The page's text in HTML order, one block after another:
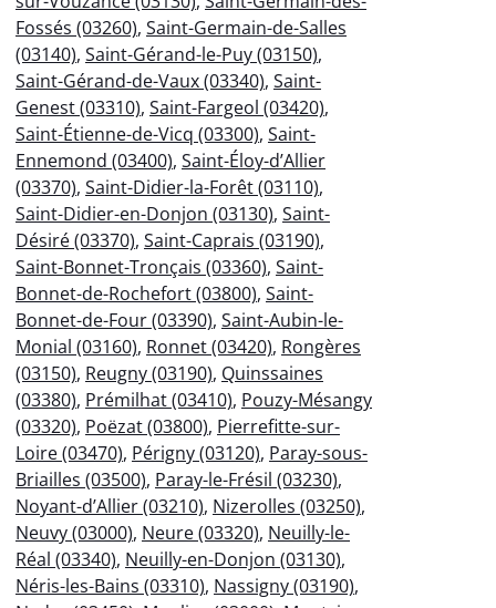
Fossés (03260), Saint-Germain-de-Salles
(03140), Saint-Gérand-le-Puy (03150),
Saint-Gérand-de-Vaux (03340), Saint-
Genest (03310), Saint-Fargeol (03420),
Saint-Étienne-de-Vicq (03300), Saint-
Ennemond (03400), Saint-Éloy-d’Allier
(03370), Saint-Didier-la-Forêt (03110),
Saint-Didier-en-Donjon (03130), Saint-
Désiré (03370), Saint-Caprais (03190),
Saint-Bonnet-Tronçais (03360), Saint-
Bonnet-de-Rochefort (03800), Saint-
Bonnet-de-Four (03390), Saint-Aubin-le-
Monial (03160), Ronnet (03420), Rongères
(03150), Reugny (03190), Quinssaines
(03380), Prémilhat (03410), Pouzy-Mésangy
(03320), Poëzat (03800), Pierrefitte-sur-
Loire (03470), Périgny (03120), Paray-sous-
Briailles (03500), Paray-le-Frésil (03230),
Noyant-d’Allier (03210), Nizerolles (03250),
Neuvy (03000), Neure (03320), Neuilly-le-
Réal (03340), Neuilly-en-Donjon (03130),
Néris-les-Bains (03310), Nassigny (03190),